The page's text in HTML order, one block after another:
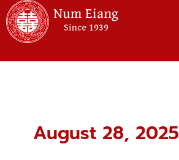
Skip
to
August 28, 2025